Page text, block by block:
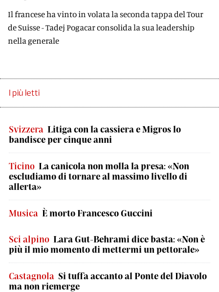
Il francese ha vinto in volata la seconda tappa del Tour
de Suisse - Tadej Pogacar consolida la sua leadership
nella generale
I più letti
Svizzera Litiga con la cassiera e Migros lo
bandisce per cinque anni
Ticino La canicola non molla la presa: «Non
escludiamo di tornare al massimo livello di
allerta»
Musica È morto Francesco Guccini
Sci alpino Lara Gut-Behrami dice basta: «Non è
più il mio momento di mettermi un pettorale»
Castagnola Si tuffa accanto al Ponte del Diavolo
ma non riemerge